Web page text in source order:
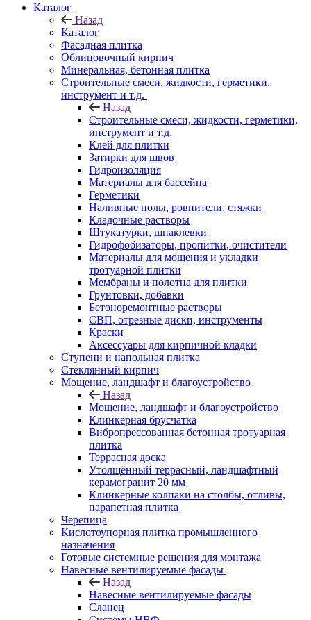
Каталог
Назад
Каталог
Фасадная плитка
Облицовочный кирпич
Минеральная, бетонная плитка
Строительные смеси, жидкости, герметики,
инструмент и т.д.
Назад
Строительные смеси, жидкости, герметики,
инструмент и т.д.
Клей для плитки
Затирки для швов
Гидроизоляция
Материалы для бассейна
Герметики
Наливные полы, ровнители, стяжки
Кладочные растворы
Штукатурки, шпаклевки
Гидрофобизаторы, пропитки, очистители
Материалы для мощения и укладки
тротуарной плитки
Мембраны и полотна для плитки
Грунтовки, добавки
Бетоноремонтные растворы
СВП, отрезные диски, инструменты
Краски
Аксессуары для кирпичной кладки
Ступени и напольная плитка
Cтеклянный кирпич
Мощение, ландшафт и благоустройство
Назад
Мощение, ландшафт и благоустройство
Клинкерная брусчатка
Вибропрессованная бетонная тротуарная
плитка
Террасная доска
Утолщённый террасный, ландшафтный
керамогранит 20 мм
Клинкерные колпаки на столбы, отливы,
парапетная плитка
Черепица
Кислотоупорная плитка промышленного
назначения
Готовые системные решения для монтажа
Навесные вентилируемые фасады
Назад
Навесные вентилируемые фасады
Сланец